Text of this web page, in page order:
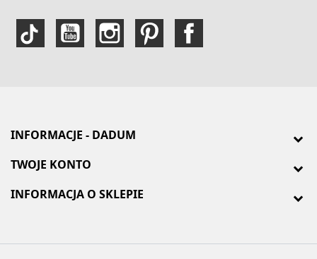
INFORMACJE - DADUM
TWOJE KONTO
INFORMACJA O SKLEPIE